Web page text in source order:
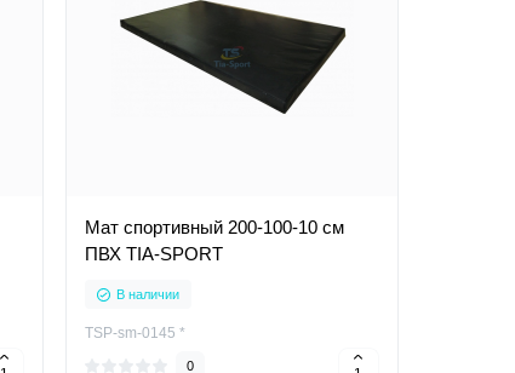
Мат спортивный 200-100-10 см
ПВХ TIA-SPORT
В наличии
TSP-sm-0145 *
0